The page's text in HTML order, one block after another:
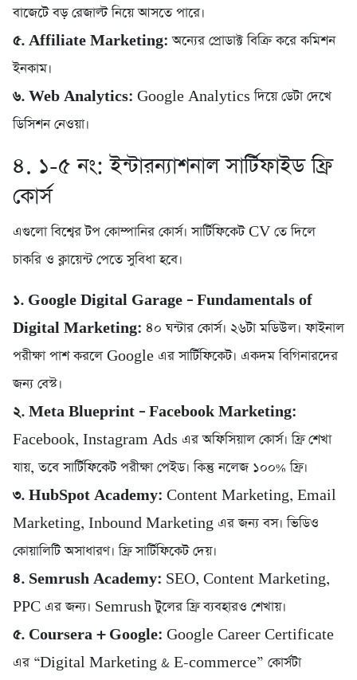
বাজেটে বড় রেজাল্ট নিয়ে আসতে পারে।
৫. Affiliate Marketing: অন্যের প্রোডাক্ট বিক্রি করে কমিশন
ইনকাম।
৬. Web Analytics: Google Analytics দিয়ে ডেটা দেখে
ডিসিশন নেওয়া।
৪. ১-৫ নং: ইন্টারন্যাশনাল সার্টিফাইড ফ্রি
কোর্স
এগুলো বিশ্বের টপ কোম্পানির কোর্স। সার্টিফিকেট CV তে দিলে
চাকরি ও ক্লায়েন্ট পেতে সুবিধা হবে।
১. Google Digital Garage – Fundamentals of
Digital Marketing: ৪০ ঘন্টার কোর্স। ২৬টা মডিউল। ফাইনাল
পরীক্ষা পাশ করলে Google এর সার্টিফিকেট। একদম বিগিনারদের
জন্য বেস্ট।
২. Meta Blueprint – Facebook Marketing:
Facebook, Instagram Ads এর অফিসিয়াল কোর্স। ফ্রি শেখা
যায়, তবে সার্টিফিকেট পরীক্ষা পেইড। কিন্তু নলেজ ১০০% ফ্রি।
৩. HubSpot Academy: Content Marketing, Email
Marketing, Inbound Marketing এর জন্য বস। ভিডিও
কোয়ালিটি অসাধারণ। ফ্রি সার্টিফিকেট দেয়।
৪. Semrush Academy: SEO, Content Marketing,
PPC এর জন্য। Semrush টুলের ফ্রি ব্যবহারও শেখায়।
৫. Coursera + Google: Google Career Certificate
এর “Digital Marketing & E-commerce” কোর্সটা